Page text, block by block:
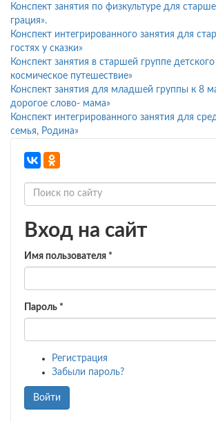
Конспект занятия по физкультуре для
грация».
Конспект интегрированного занятия для
гостях у сказки»
Конспект занятия в старшей группе
космическое путешествие»
Конспект занятия для младшей группы к 8
дорогое слово- мама»
Конспект интегрированного занятия для
семья, Родина»
Вход на сайт
Имя пользователя *
Пароль *
Регистрация
Забыли пароль?
Войти